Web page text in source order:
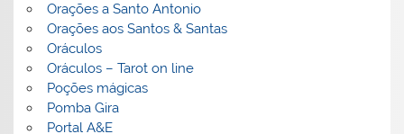
Orações a Santo Antonio
Orações aos Santos & Santas
Oráculos
Oráculos – Tarot on line
Poções mágicas
Pomba Gira
Portal A&E